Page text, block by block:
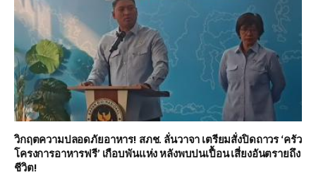
วิกฤตความปลอดภัยอาหาร! สภช. ลั่นวาจา เตรียมสั่งปิดถาวร ‘ครัว
โครงการอาหารฟรี’ เกือบพันแห่ง หลังพบปนเปื้อน เสี่ยงอันตรายถึง
ชีวิต!